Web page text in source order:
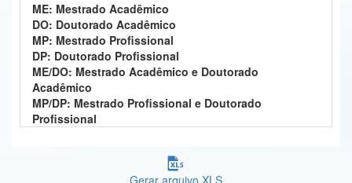
Ministério da Mulher, da Família e dos Direitos Humanos
Secretaria-Geral
Secretaria de Governo
Gabinete de Segurança Institucional
ME: Mestrado Acadêmico
DO: Doutorado Acadêmico
MP: Mestrado Profissional
DP: Doutorado Profissional
ME/DO: Mestrado Acadêmico e Doutorado
Acadêmico
MP/DP: Mestrado Profissional e Doutorado
Profissional
Gerar arquivo XLS